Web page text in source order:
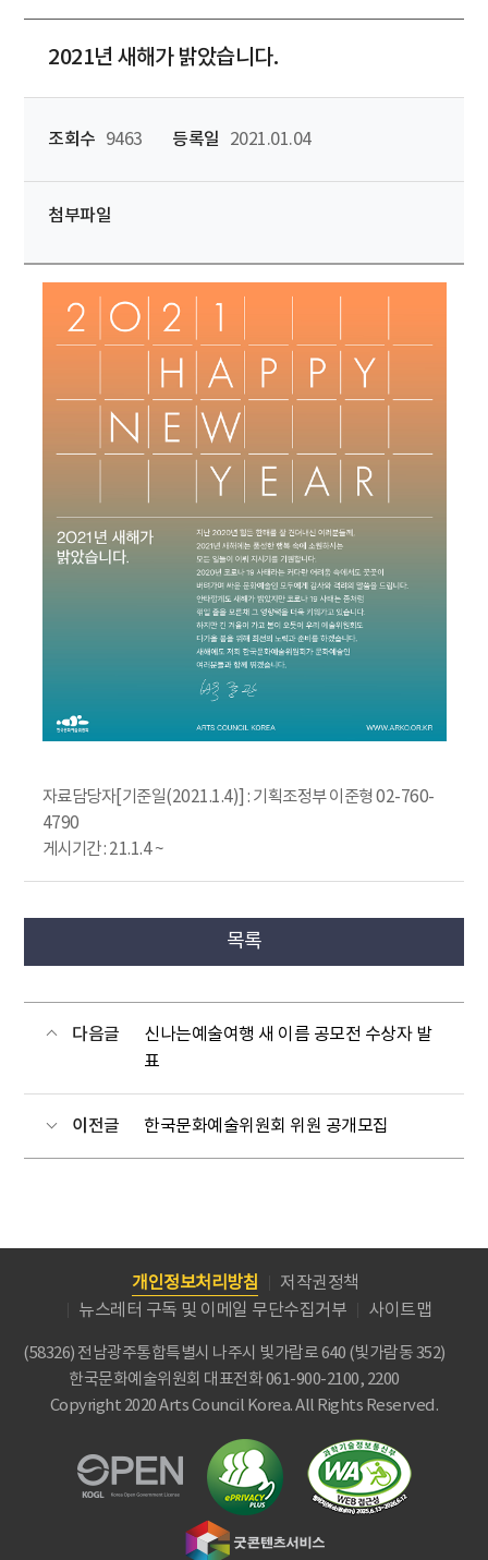
2021년 새해가 밝았습니다.
조회수 9463 등록일 2021.01.04
첨부파일
자료담당자[기준일(2021.1.4)] : 기획조정부 이준형 02-760-
4790
게시기간 : 21.1.4 ~
목록
다음글
신나는예술여행 새 이름 공모전 수상자 발
표
이전글 한국문화예술위원회 위원 공개모집
개인정보처리방침
저작권정책
뉴스레터 구독 및 이메일 무단수집거부
사이트맵
(58326) 전남광주통합특별시 나주시 빛가람로 640 (빛가람동 352)
한국문화예술위원회 대표전화 061-900-2100, 2200
Copyright 2020 Arts Council Korea. All Rights Reserved.